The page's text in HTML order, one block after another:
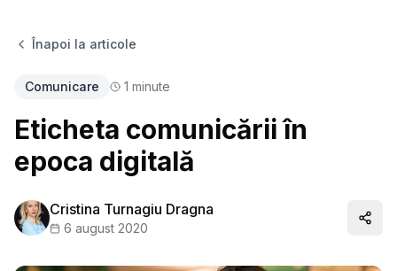
Înapoi la articole
Comunicare 1 minute
Eticheta comunicării în
epoca digitală
Cristina Turnagiu Dragna
6 august 2020